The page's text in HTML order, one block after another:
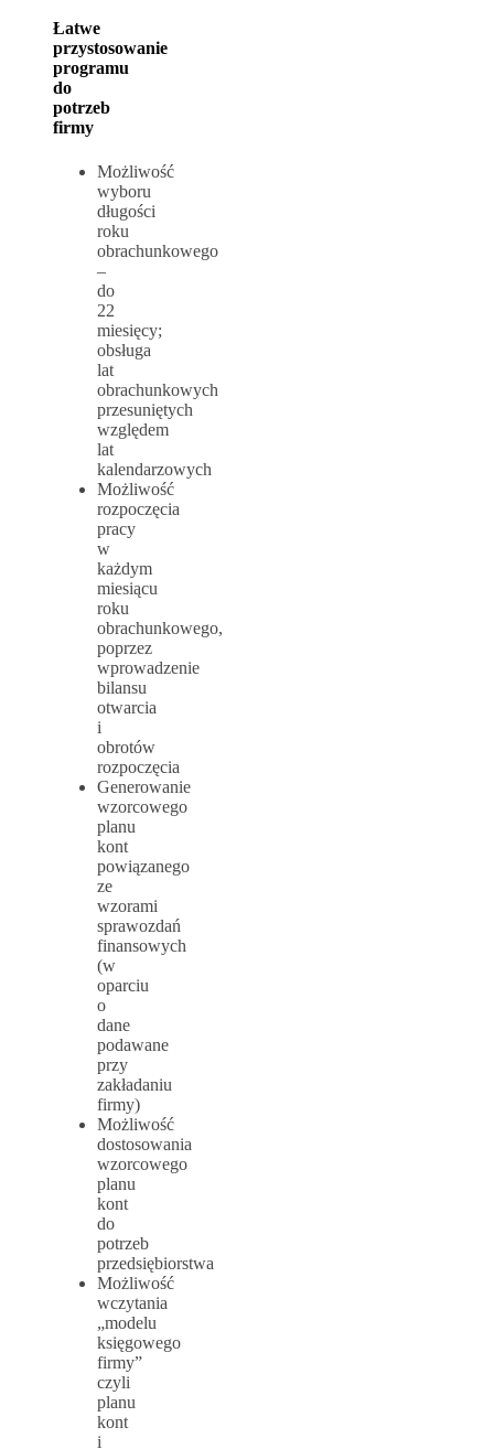
Łatwe
przystosowanie
programu
do
potrzeb
firmy
Możliwość
wyboru
długości
roku
obrachunkowego
–
do
22
miesięcy;
obsługa
lat
obrachunkowych
przesuniętych
względem
lat
kalendarzowych
Możliwość
rozpoczęcia
pracy
w
każdym
miesiącu
roku
obrachunkowego,
poprzez
wprowadzenie
bilansu
otwarcia
i
obrotów
rozpoczęcia
Generowanie
wzorcowego
planu
kont
powiązanego
ze
wzorami
sprawozdań
finansowych
(w
oparciu
o
dane
podawane
przy
zakładaniu
firmy)
Możliwość
dostosowania
wzorcowego
planu
kont
do
potrzeb
przedsiębiorstwa
Możliwość
wczytania
„modelu
księgowego
firmy”
czyli
planu
kont
i